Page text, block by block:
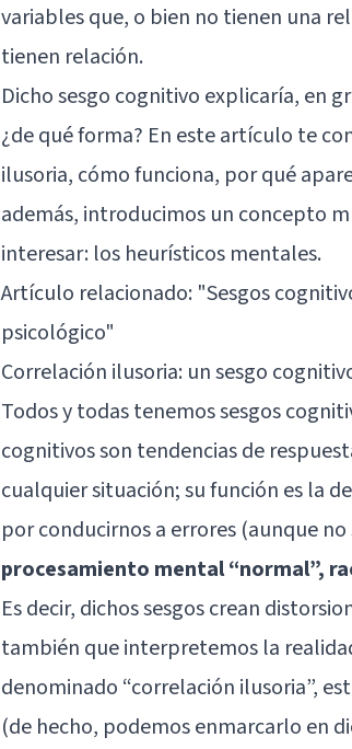
variables que, o bien no tienen una
tienen relación.
Dicho sesgo cognitivo explicaría, en
¿de qué forma? En este artículo te
ilusoria, cómo funciona, por qué
además, introducimos un concepto
interesar: los heurísticos mentales.
Artículo relacionado: "Sesgos
psicológico"
Correlación ilusoria: un sesgo
Todos y todas tenemos sesgos
cognitivos son tendencias de
cualquier situación; su función es la
por conducirnos a errores (aunque
procesamiento mental “normal”,
Es decir, dichos sesgos crean
también que interpretemos la
denominado “correlación ilusoria”,
(de hecho, podemos enmarcarlo en